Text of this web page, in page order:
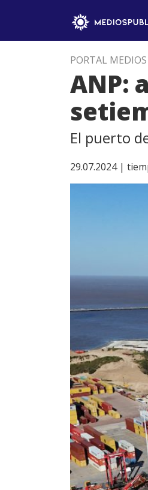
PORTAL
ANP:
El puerto
29.07.2024 |